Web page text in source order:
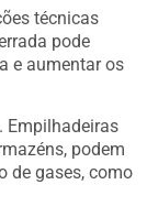
técnicas
pode
e aumentar os
. Empilhadeiras
podem
de gases, como